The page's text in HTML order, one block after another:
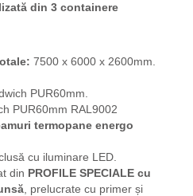
din 3 containere
7500 x 6000 x 2600mm.
PUR60mm.
PUR60mm RAL9002
termopane energo
cu iluminare LED.
din PROFILE SPECIALE cu
, prelucrate cu primer și